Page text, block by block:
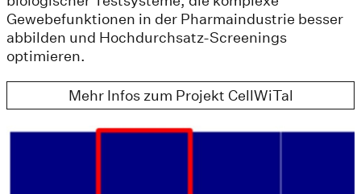
Gewebefunktionen in der Pharmaindustrie besser
abbilden und Hochdurchsatz-Screenings
optimieren.
Mehr Infos zum Projekt CellWiTal